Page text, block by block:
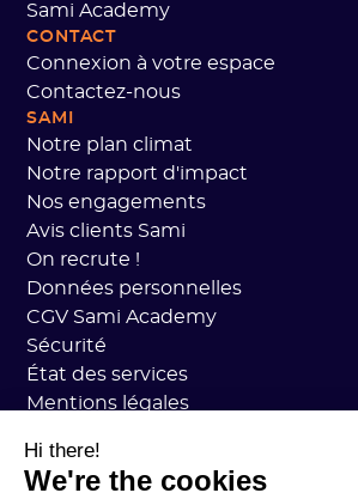
Sami Academy
CONTACT
Connexion à votre espace
Contactez-nous
SAMI
Notre plan climat
Notre rapport d'impact
Nos engagements
Avis clients Sami
On recrute !
Données personnelles
CGV Sami Academy
Sécurité
État des services
Mentions légales
Plan Carbone Général
Open Carbon Practice
Hi there!
We're the cookies